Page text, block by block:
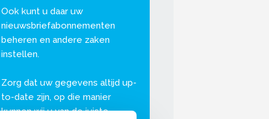
Ook kunt u daar uw
nieuwsbriefabonnementen
beheren en andere zaken
instellen.
Zorg dat uw gegevens altijd up-
to-date zijn, op die manier
kunnen wij u van de juiste